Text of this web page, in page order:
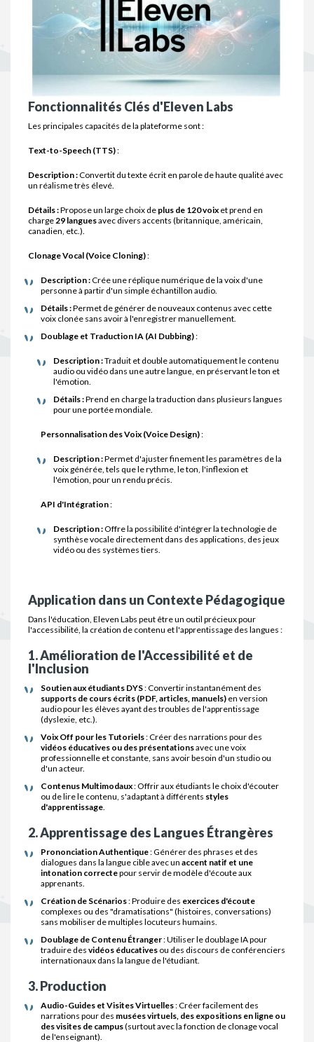
Fonctionnalités Clés d'Eleven Labs
Les principales capacités de la plateforme sont :
Text-to-Speech (TTS):
Description :Convertit du texte écrit en parole de haute qualité avec
un réalisme très élevé.
Détails :Propose un large choix de plus de 120 voix et prend en
charge 29 languesavec divers accents (britannique, américain,
canadien, etc.).
Clonage Vocal (Voice Cloning):
Description :Crée une réplique numérique de la voix d'une
personne à partir d'un simple échantillon audio.
Détails :Permet de générer de nouveaux contenus avec cette
voix clonée sans avoir à l'enregistrer manuellement.
Doublage et Traduction IA (AI Dubbing):
Description :Traduit et double automatiquement le contenu
audio ou vidéo dans une autre langue, en préservant le ton et
l'émotion.
Détails :Prend en charge la traduction dans plusieurs langues
pour une portée mondiale.
Personnalisation des Voix (Voice Design):
Description :Permet d'ajuster finement les paramètres de la
voix générée, tels que le rythme, le ton, l'inflexion et
l'émotion, pour un rendu précis.
API d'Intégration:
Description :Offre la possibilité d'intégrer la technologie de
synthèse vocale directement dans des applications, des jeux
vidéo ou des systèmes tiers.
Application dans un Contexte Pédagogique
Dans l'éducation, Eleven Labs peut être un outil précieux pour
l'accessibilité, la création de contenu et l'apprentissage des langues :
1. Amélioration de l'Accessibilité et de
l'Inclusion
Soutien aux étudiants DYS: Convertir instantanément des
supports de cours écrits (PDF, articles, manuels) en version
audio pour les élèves ayant des troubles de l'apprentissage
(dyslexie, etc.).
Voix Off pour les Tutoriels: Créer des narrations pour des
vidéos éducatives ou des présentationsavec une voix
professionnelle et constante, sans avoir besoin d'un studio ou
d'un acteur.
Contenus Multimodaux: Offrir aux étudiants le choix d'écouter
ou de lire le contenu, s'adaptant à différents styles
d'apprentissage
2. Apprentissage des Langues Étrangères
Prononciation Authentique: Générer des phrases et des
dialogues dans la langue cible avec un accent natif et une
intonation correctepour servir de modèle d'écoute aux
apprenants.
Création de Scénarios: Produire des exercices d'écoute
complexes ou des "dramatisations" (histoires, conversations)
sans mobiliser de multiples locuteurs humains.
Doublage de Contenu Étranger: Utiliser le doublage IA pour
traduire des vidéos éducatives ou des discours de conférenciers
internationaux dans la langue de l'étudiant.
3. Production
Audio-Guides et Visites Virtuelles: Créer facilement des
narrations pour des musées virtuels, des expositions en ligne ou
des visites de campus(surtout avec la fonction de clonage vocal
de l'enseignant).